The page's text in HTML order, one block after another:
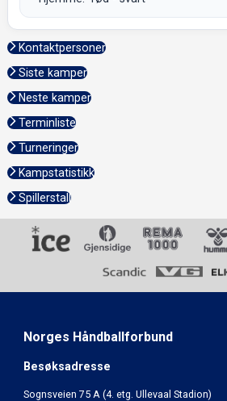
Kontaktpersoner
Siste kamper
Neste kamper
Terminliste
Turneringer
Kampstatistikk
Spillerstall
Norges Håndballforbund
Besøksadresse
Sognsveien 75 A (4. etg. Ullevaal Stadion)